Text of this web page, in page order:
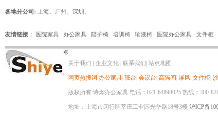
各地分公司: 上海、 广州 、 深圳 、
友情链接 ： 医院家具 办公家具 陪护椅 培训椅 输液椅 医院办公家具 文件柜
关于我们 企业文化 联系我们 站点地图
网页热搜词 办公家具 班台 会议台 高隔间 屏风 文件柜
版权所有:诗烨办公家具 电话：021-64898025 热线：400-
地址：上海市闵行区莘庄工业园光华路18号3楼 沪ICP备